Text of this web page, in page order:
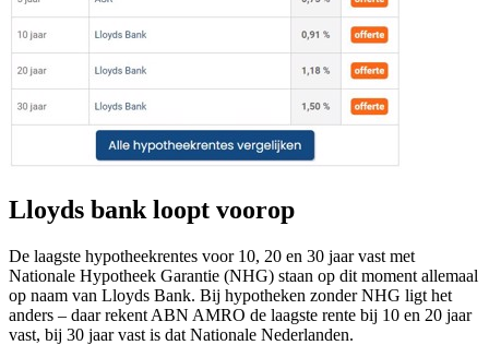
Lloyds bank loopt voorop
De laagste hypotheekrentes voor 10, 20 en 30 jaar vast met
Nationale Hypotheek Garantie (NHG) staan op dit moment allemaal
op naam van Lloyds Bank. Bij hypotheken zonder NHG ligt het
anders – daar rekent ABN AMRO de laagste rente bij 10 en 20 jaar
vast, bij 30 jaar vast is dat Nationale Nederlanden.